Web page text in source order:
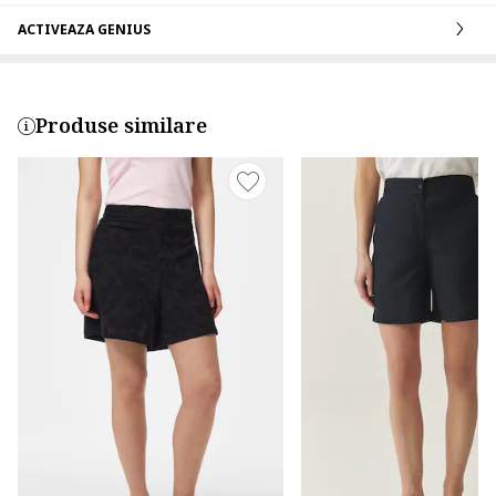
ACTIVEAZA GENIUS
Produse similare